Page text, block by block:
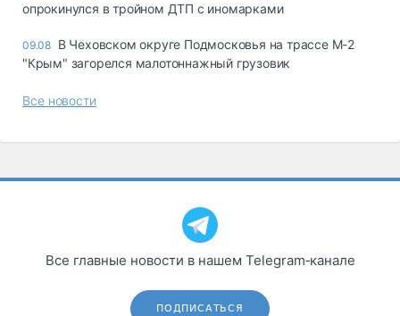
опрокинулся в тройном ДТП с иномарками
09.08 В Чеховском округе Подмосковья на трассе М-2
"Крым" загорелся малотоннажный грузовик
Все новости
Все главные новости в нашем Telegram‑канале
ПОДПИСАТЬСЯ